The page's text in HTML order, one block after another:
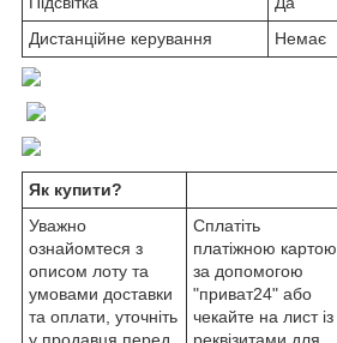
Дистанційне керування
Немає
Як купити?
Уважно
ознайомтеся з
описом лоту та
умовами доставки
та оплати, уточніть
у продавця перед
Сплатіть
платіжною картою
за допомогою
"приват24" або
чекайте на лист із
реквізитами для